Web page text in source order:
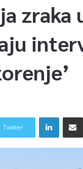
zraka
Twitter